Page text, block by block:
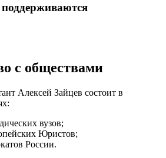
с обществами
Алексей Зайцев состоит в
вузов;
Юристов;
России.